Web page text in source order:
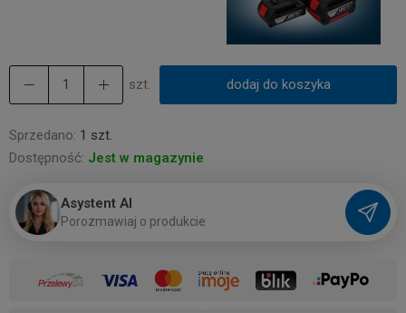
szt. dodaj do koszyka
Sprzedano: 1 szt.
Dostępność: Jest w magazynie
Asystent AI
Porozmawiaj o produkcie